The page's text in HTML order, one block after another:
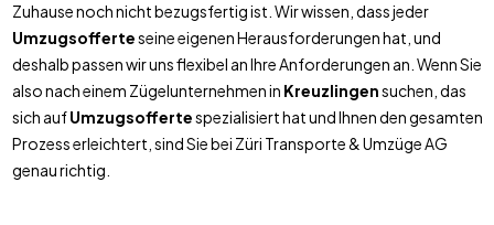
Zuhause noch nicht bezugsfertig ist. Wir wissen, dass jeder
Umzugsofferteseine eigenen Herausforderungen hat, und
deshalb passen wir uns flexibel an Ihre Anforderungen an. Wenn Sie
also nach einem Zügelunternehmen in Kreuzlingensuchen, das
sich aufUmzugsoffertespezialisiert hat und Ihnen den gesamten
Prozess erleichtert, sind Sie bei Züri Transporte & Umzüge AG
genau richtig.